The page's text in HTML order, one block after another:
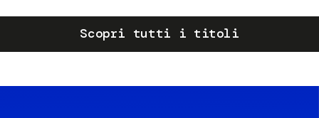
Scopri tutti i titoli